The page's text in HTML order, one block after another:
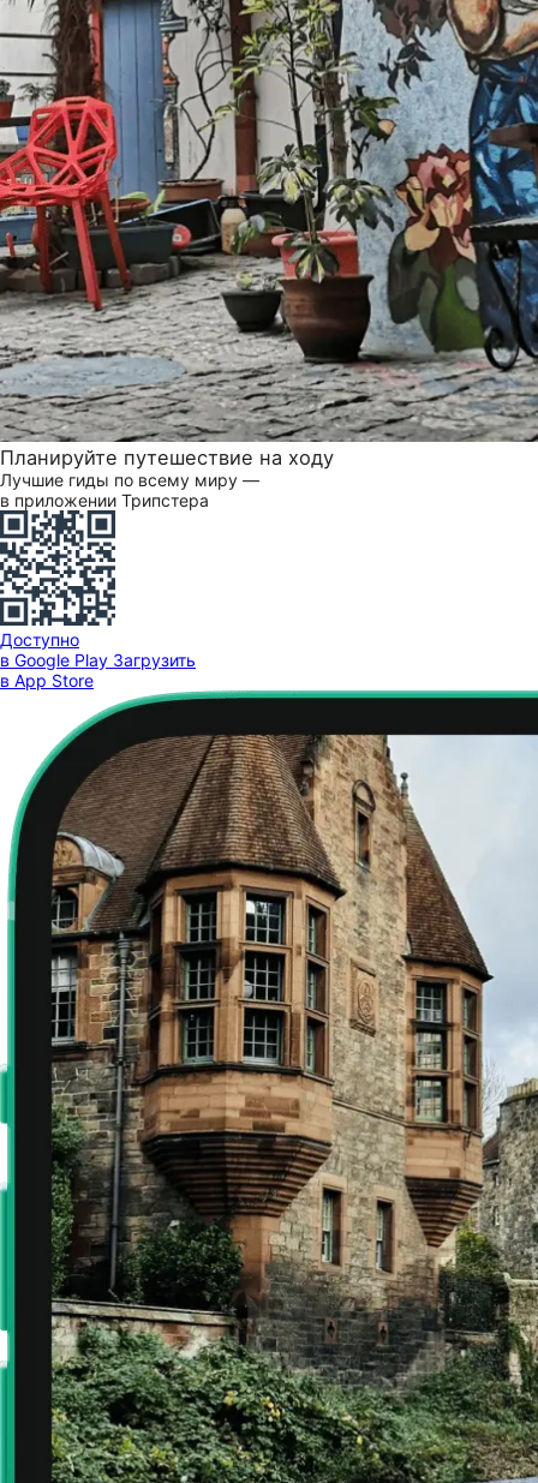
Планируйте путешествие на ходу
Лучшие гиды по всему миру —
в приложении Трипстера
Доступно
в Google Play Загрузить
в App Store